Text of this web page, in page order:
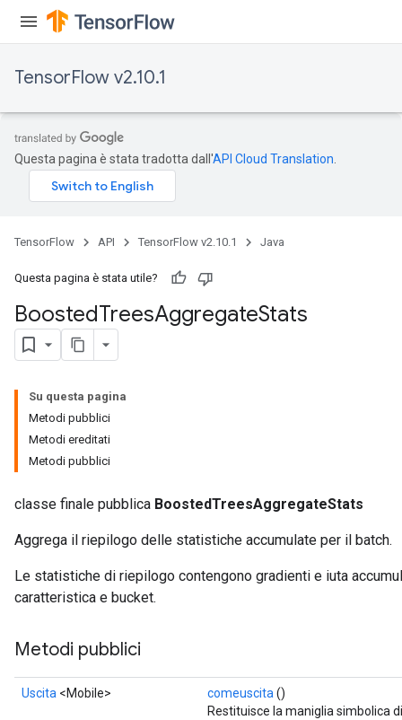
TensorFlow v2.10.1
Questa pagina è stata tradotta dall'API Cloud Translation
TensorFlow API TensorFlow v2.10.1 Java
Questa pagina è stata utile?
BoostedTreesAggregateStats
Su questa pagina
Metodi pubblici
Metodi ereditati
Metodi pubblici
classe finale pubblica BoostedTreesAggregateStats
Aggrega il riepilogo delle statistiche accumulate per il batch.
Le statistiche di riepilogo contengono gradienti e iuta
caratteristica e bucket.
Metodi pubblici
Uscita <Mobile> comeuscita ()
Restituisce la maniglia simbolica